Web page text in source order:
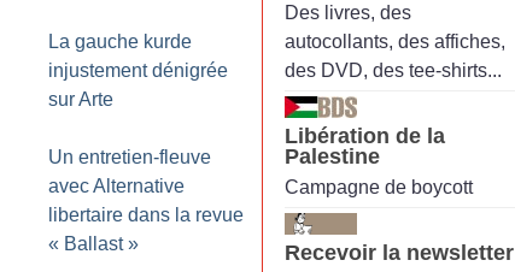
La gauche kurde
injustement dénigrée
sur Arte
Un entretien-fleuve
avec Alternative
libertaire dans la revue
« Ballast »
Des livres, des
autocollants, des affiches,
des DVD, des tee-shirts...
Libération de la
Palestine
Campagne de boycott
Recevoir la newsletter